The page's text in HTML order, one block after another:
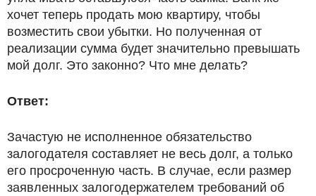
хочет теперь продать мою квартиру, чтобы
возместить свои убытки. Но полученная от
реализации сумма будет значительно превышать
мой долг. Это законно? Что мне делать?
Ответ:
Зачастую не исполненное обязательство
залогодателя составляет не весь долг, а только
его просроченную часть. В случае, если размер
заявленных залогодержателем требований об